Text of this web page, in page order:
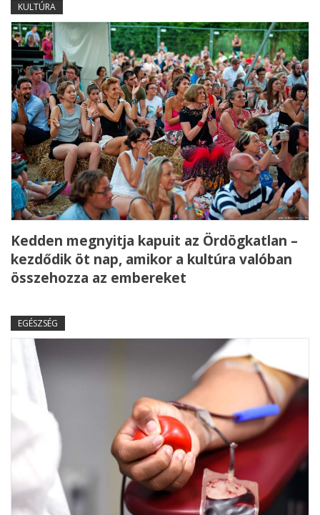
KULTÚRA
Kedden megnyitja kapuit az Ördögkatlan –
kezdődik öt nap, amikor a kultúra valóban
összehozza az embereket
EGÉSZSÉG